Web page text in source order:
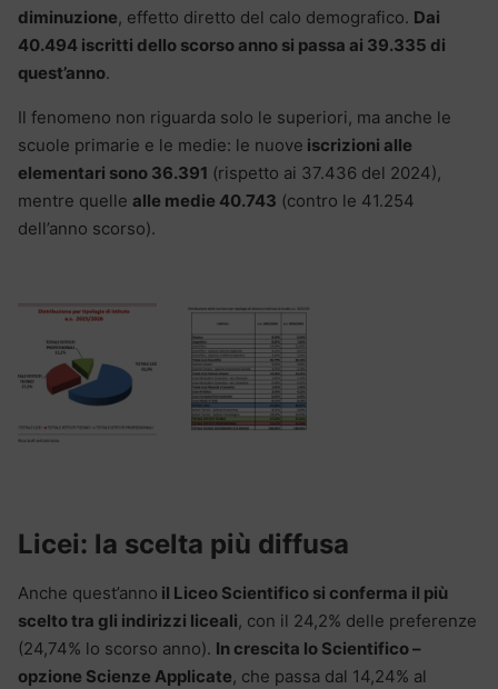
diminuzione, effetto diretto del calo demografico. Dai
40.494 iscritti dello scorso anno si passa ai 39.335 di
quest’anno.
Il fenomeno non riguarda solo le superiori, ma anche le
scuole primarie e le medie: le nuove iscrizioni alle
elementari sono 36.391 (rispetto ai 37.436 del 2024),
mentre quelle alle medie 40.743 (contro le 41.254
dell’anno scorso).
Licei: la scelta più diffusa
Anche quest’anno il Liceo Scientifico si conferma il più
scelto tra gli indirizzi liceali, con il 24,2% delle preferenze
(24,74% lo scorso anno). In crescita lo Scientifico –
opzione Scienze Applicate, che passa dal 14,24% al